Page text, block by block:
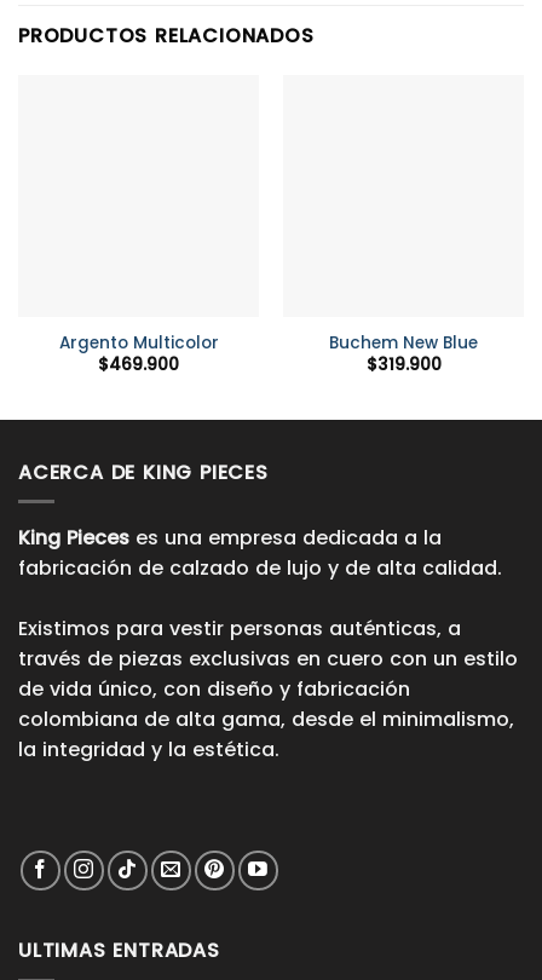
PRODUCTOS RELACIONADOS
Argento Multicolor
$469.900
Buchem New Blue
$319.900
ACERCA DE KING PIECES
King Pieces es una empresa dedicada a la
fabricación de calzado de lujo y de alta calidad.
Existimos para vestir personas auténticas, a
través de piezas exclusivas en cuero con un estilo
de vida único, con diseño y fabricación
colombiana de alta gama, desde el minimalismo,
la integridad y la estética.
ULTIMAS ENTRADAS